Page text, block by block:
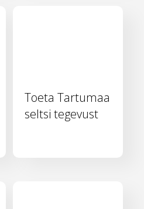
Toeta Tartumaa
seltsi tegevust